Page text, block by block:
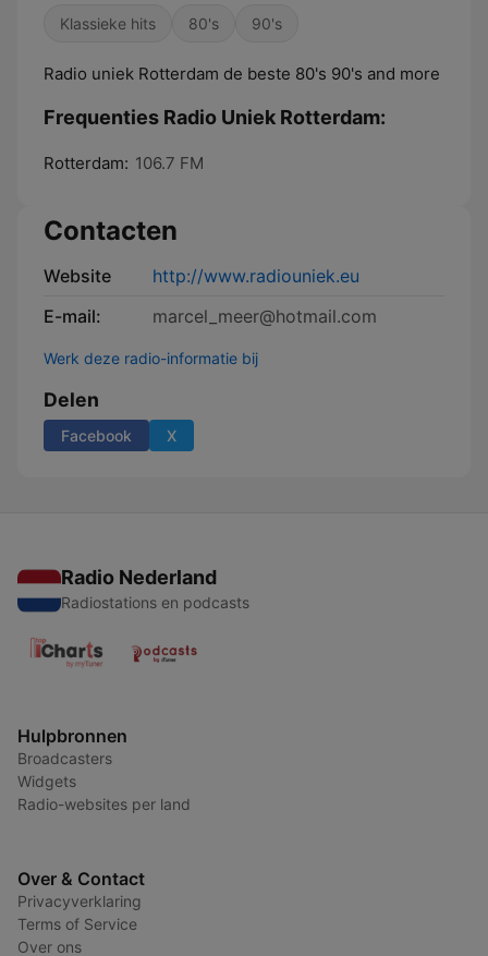
Klassieke hits 80's 90's
Radio uniek Rotterdam de beste 80's 90's and more
Frequenties Radio Uniek Rotterdam:
Rotterdam: 106.7 FM
Contacten
Website
http://www.radiouniek.eu
E-mail:
marcel_meer@hotmail.com
Werk deze radio-informatie bij
Delen
Facebook X
Radio Nederland
Radiostations en podcasts
Hulpbronnen
Broadcasters
Widgets
Radio-websites per land
Over & Contact
Privacyverklaring
Terms of Service
Over ons